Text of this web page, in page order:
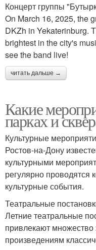
Концерт группы
On March 16, 2025, the
DKZh in Yekaterinburg.
brightest in the city's
see the band live!
читать дальше →
Какие
парках и
Культурные
Ростов-на-Дону
культурными
регулярно проводятся
культурные события.
Театральные
Летние театральные
привлекают множество
произведениям